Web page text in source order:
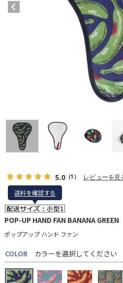
5.0（1） レビューを見
送料を確認する
送料を確認する
POP-UP HAND FAN BANANA GREEN
ポップアップ ハンド ファン
COLOR
カラーを選択してください